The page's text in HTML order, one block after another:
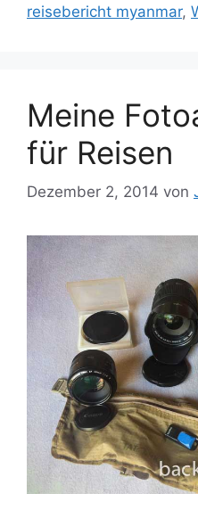
reisebericht myanmar,
Meine
für Reisen
Dezember 2, 2014 von